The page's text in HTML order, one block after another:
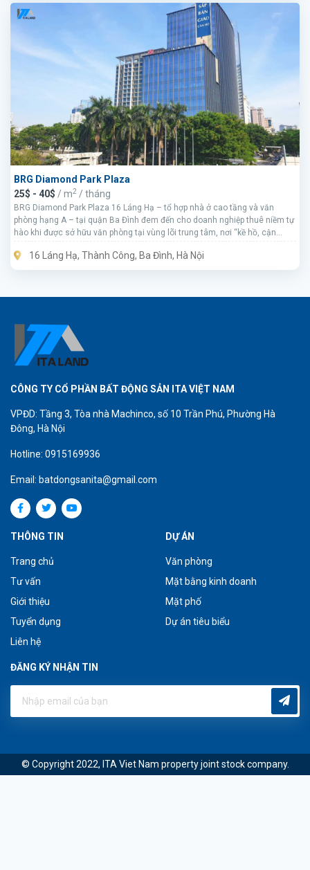
BRG Diamond Park Plaza
25$ - 40$ / m2 / tháng
BRG Diamond Park Plaza 16 Láng Hạ – tổ hợp nhà ở cao tầng và văn
phòng hạng A – tại quận Ba Đình đem đến cho doanh nghiệp thuê niềm tự
hào khi được sở hữu văn phòng tại vùng lõi trung tâm, nơi “kề hồ, cận
đại, thời thượng.
16 Láng Hạ, Thành Công, Ba Đình, Hà Nội
CÔNG TY CỔ PHẦN BẤT ĐỘNG SẢN ITA VIỆT NAM
VPĐD: Tầng 3, Tòa nhà Machinco, số 10 Trần Phú, Phường Hà
Đông, Hà Nội
Hotline: 0915169936
Email: batdongsanita@gmail.com
THÔNG TIN
Trang chủ
Tư vấn
Giới thiệu
Tuyển dụng
Liên hệ
DỰ ÁN
Văn phòng
Mặt bằng kinh doanh
Mặt phố
Dự án tiêu biểu
ĐĂNG KÝ NHẬN TIN
© Copyright 2022, ITA Viet Nam property joint stock company.